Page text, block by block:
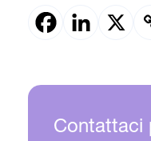
Contattaci